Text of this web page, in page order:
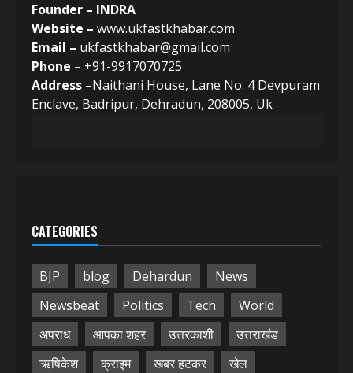
Founder – INDRA
Website – www.ukfastkhabar.com
Email – ukfastkhabar@gmail.com
Phone – +91-9917070725
Address –Naithani House, Lane No. 4 Devpuram
Enclave, Badripur, Dehradun, 208005, Uk
CATEGORIES
BJP blog Dehardun
News
Newsbeat
Politics Tech
World
अपराध
आपका शहर उत्तरकाशी
उत्तराखंड
ऋषिकेश
क्राइम खबर हटकर
खेल